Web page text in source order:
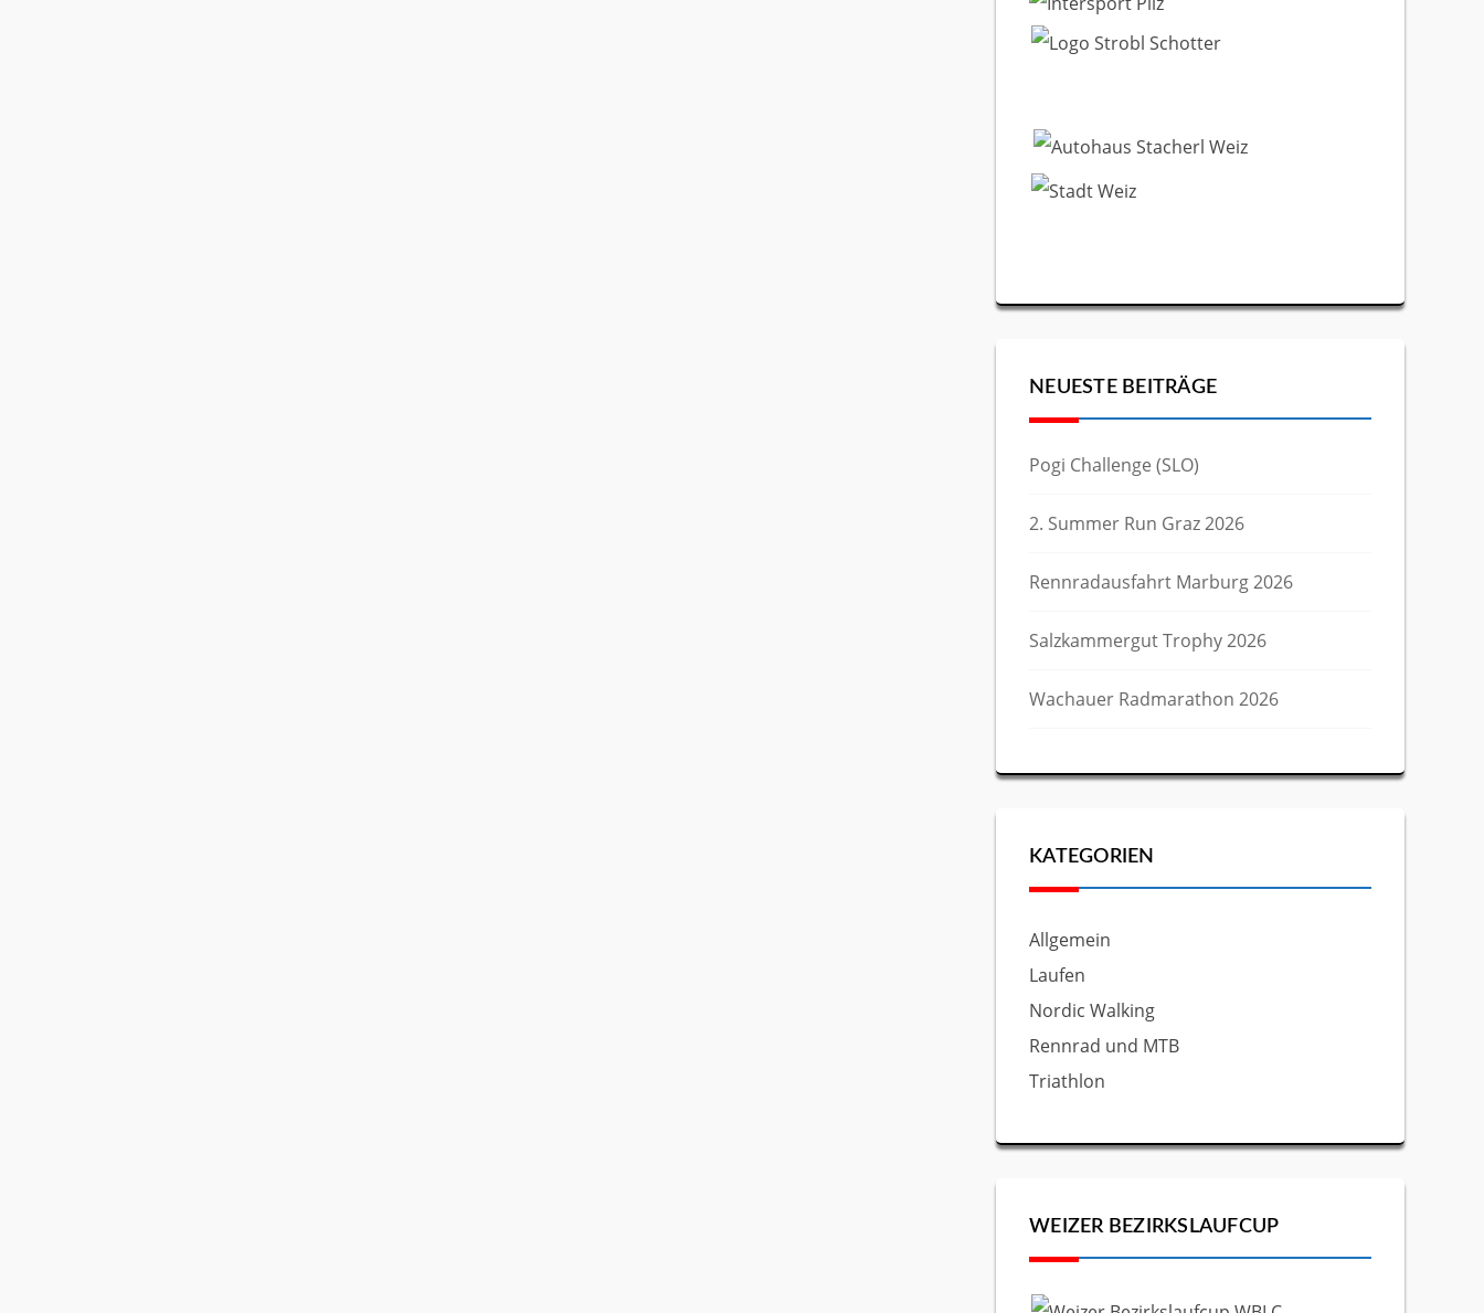
NEUESTE BEITRÄGE
Pogi Challenge (SLO)
2. Summer Run Graz 2026
Rennradausfahrt Marburg 2026
Salzkammergut Trophy 2026
Wachauer Radmarathon 2026
KATEGORIEN
Allgemein
Laufen
Nordic Walking
Rennrad und MTB
Triathlon
WEIZER BEZIRKSLAUFCUP